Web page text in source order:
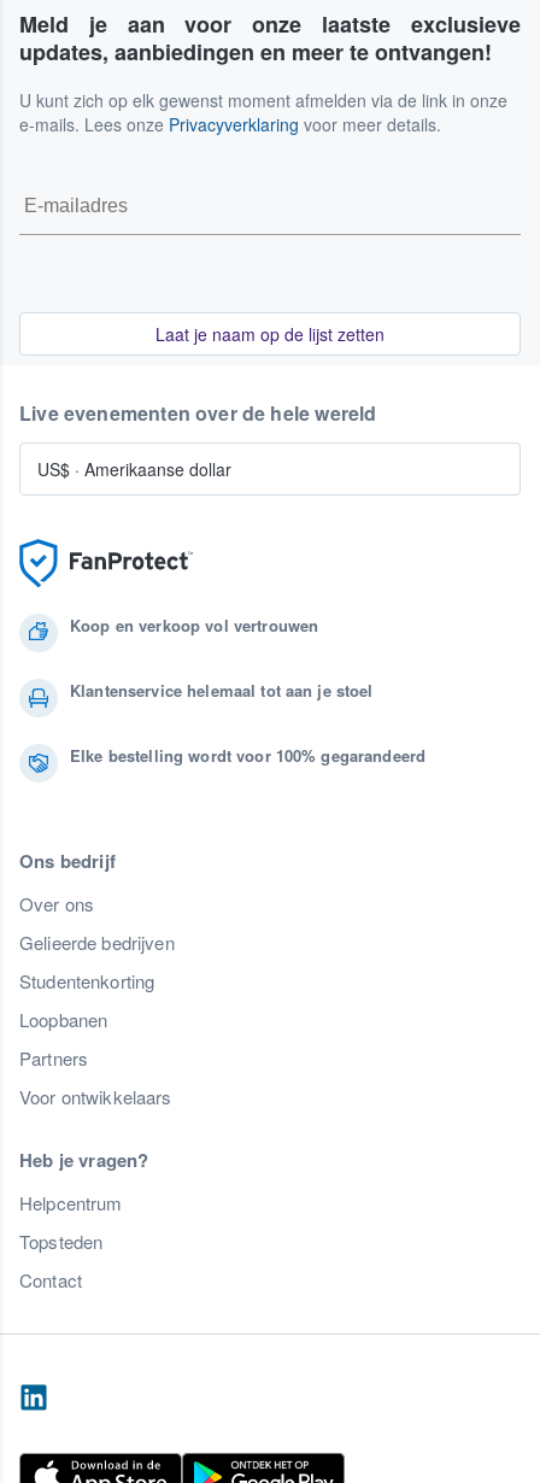
Meld je aan voor onze laatste exclusieve
updates, aanbiedingen en meer te ontvangen!
U kunt zich op elk gewenst moment afmelden via de link in onze
e-mails. Lees onze Privacyverklaring voor meer details.
Laat je naam op de lijst zetten
Koop en verkoop vol vertrouwen
Klantenservice helemaal tot aan je stoel
Elke bestelling wordt voor 100% gegarandeerd
Ons bedrijf
Over ons
Gelieerde bedrijven
Studentenkorting
Loopbanen
Partners
Voor ontwikkelaars
Heb je vragen?
Helpcentrum
Topsteden
Contact
Live evenementen over de hele wereld
US$ · Amerikaanse dollar